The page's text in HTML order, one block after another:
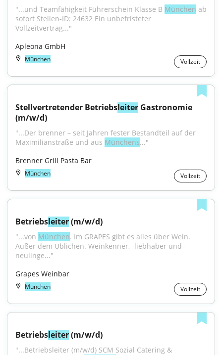
"...und Teamfähigkeit Führerschein Klasse B München ab
sofort Stellen-ID: 24632 Ein unbefristeter
Vollzeitvertrag..."
Apleona GmbH
München Vollzeit
Stellvertretender Betriebsleiter Gastronomie
(m/w/d)
"...Der brenner – seit Jahren fester Bestandteil auf der
Maximilianstraße und aus Münchens..."
Brenner Grill Pasta Bar
München Vollzeit
Betriebsleiter (m/w/d)
"...von München. Im GRAPES gibt es alles über Wein.
Außer dem Üblichen. Weinkenner, -liebhaber und -
neulinge..."
Grapes Weinbar
München Vollzeit
Betriebsleiter (m/w/d)
"...Betriebsleiter (m/w/d) SCM Sozial Catering &